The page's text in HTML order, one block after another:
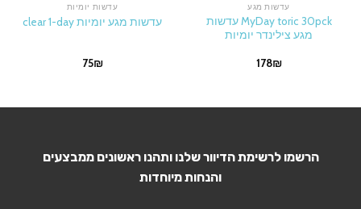
עדשות מגע
MyDay toric 30pck עדשות
מגע צילינדר יומיות
178₪
עדשות יומיות
עדשות מגע יומיות clear 1-day
75₪
הרשמו לרשימת הדיוור שלנו ותהנו ראשונים ממבצעים
והנחות מיוחדות